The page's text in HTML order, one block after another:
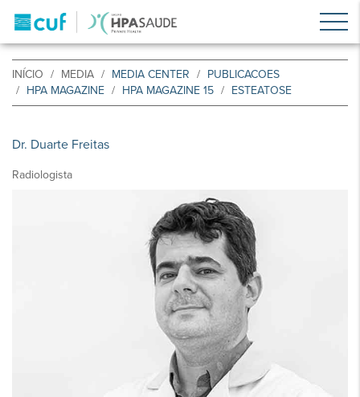
INÍCIO MEDIA MEDIA CENTER
PUBLICACOES
HPA MAGAZINE
HPA MAGAZINE 15 ESTEATOSE
Dr. Duarte Freitas
Radiologista